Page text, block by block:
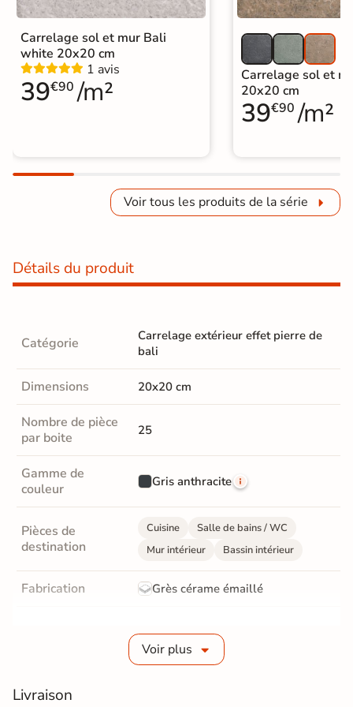
Carrelage sol et mur Bali
white 20x20 cm
1 avis
39€90 /m²
Carrelage sol et
20x20 cm
39€90 /m²
Voir tous les produits de la série
Détails du produit
Catégorie
Carrelage extérieur effet pierre de
bali
Dimensions 20x20 cm
Nombre de pièce
par boite
25
Gamme de
couleur
Gris anthracite
Pièces de
destination
Cuisine
Salle de bains / WC
Mur intérieur
Bassin intérieur
Fabrication Grès cérame émaillé
Non-rectifié
Finition
Voir plus
Livraison